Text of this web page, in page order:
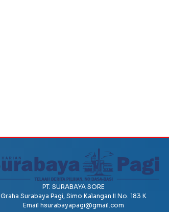
PT. SURABAYA SORE
Graha Surabaya Pagi, Simo Kalangan II No. 183 K
Email hsurabayapagi@gmail.com